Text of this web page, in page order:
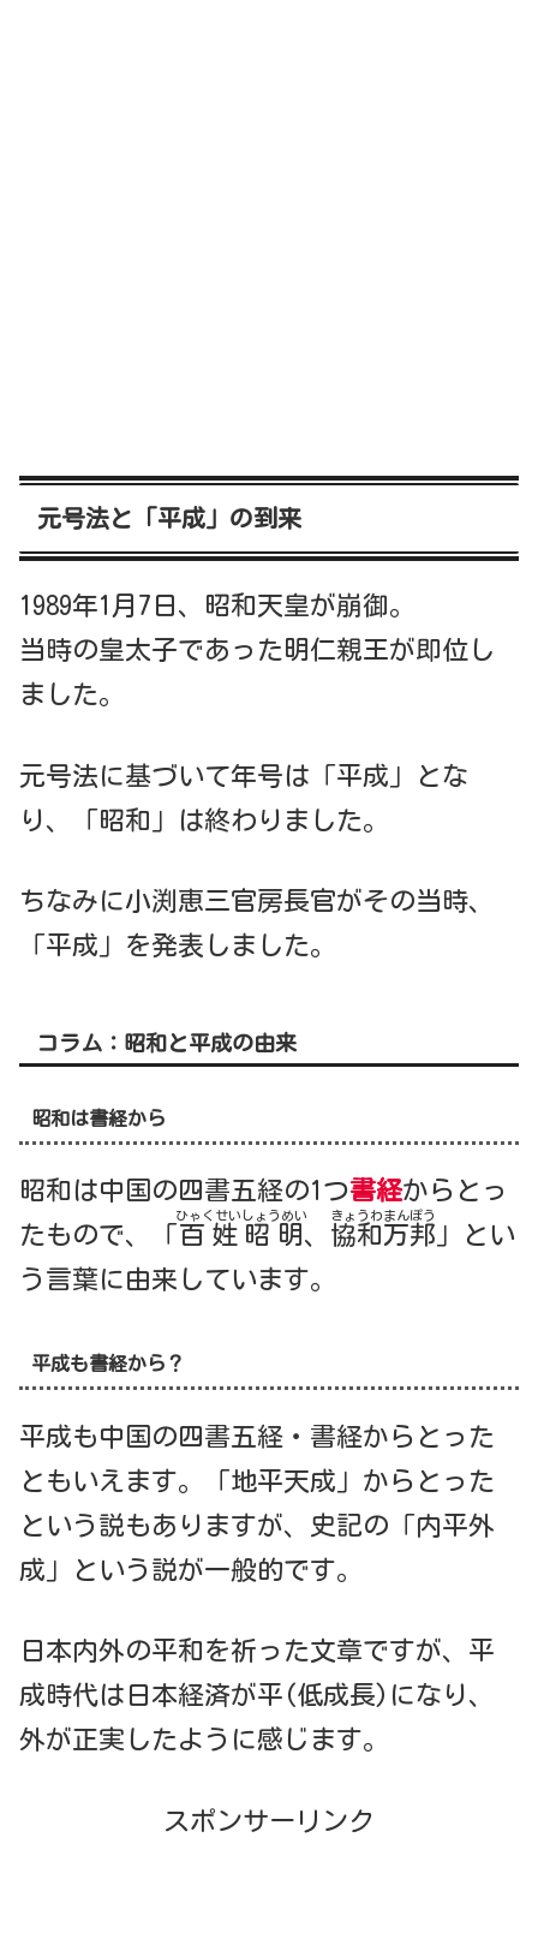
元号法と「平成」の到来
1989年1月7日、昭和天皇が崩御。
当時の皇太子であった明仁親王が即位し
ました。
元号法に基づいて年号は「平成」とな
り、「昭和」は終わりました。
ちなみに小渕恵三官房長官がその当時、
「平成」を発表しました。
コラム：昭和と平成の由来
昭和は書経から
昭和は中国の四書五経の1つ書経からとっ
たもので、「 百姓昭明
ひゃくせいしょうめい
、 協和万邦
きょうわまんぽう
」とい
う言葉に由来しています。
平成も書経から？
平成も中国の四書五経・書経からとった
ともいえます。「地平天成」からとった
という説もありますが、史記の「内平外
成」という説が一般的です。
日本内外の平和を祈った文章ですが、平
成時代は日本経済が平(低成長)になり、
外が正実したように感じます。
スポンサーリンク